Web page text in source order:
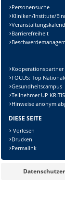
Personensuche
Kliniken/Institute/
Barrierefreiheit
FOCUS: Top
Gesundheitscampus
Teilnehmer UP KRITIS
Hinweise anonym
DIESE SEITE
Vorlesen
Drucken
Permalink